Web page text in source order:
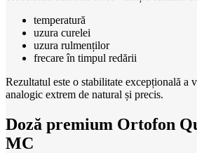
temperatură
uzura curelei
uzura rulmenților
frecare în timpul redării
Rezultatul este o stabilitate excepțională a
analogic extrem de natural și precis.
Doză premium Ortofon
MC